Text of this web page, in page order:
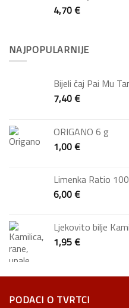
4,70€
NAJPOPULARNIJE
Bijeli čaj Pai Mu
7,40€
ORIGANO 6 g
1,00€
Limenka Ratio
6,00€
Ljekovito bilje
1,95€
PODACI O TVRTCI